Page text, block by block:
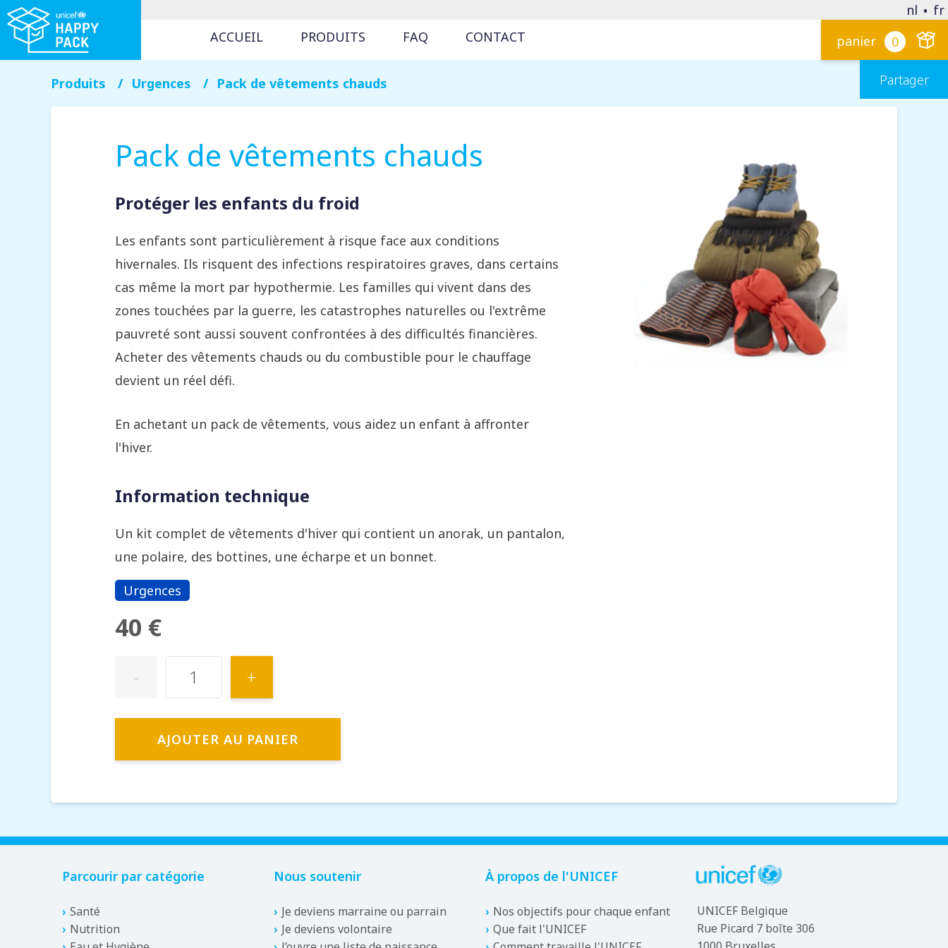
nl
fr
ACCUEIL
PRODUITS FAQ CONTACT panier 0
Partager
Produits Urgences Pack de vêtements chauds
Pack de vêtements chauds
Protéger les enfants du froid
Les enfants sont particulièrement à risque face aux conditions
hivernales. Ils risquent des infections respiratoires graves, dans certains
cas même la mort par hypothermie. Les familles qui vivent dans des
zones touchées par la guerre, les catastrophes naturelles ou l'extrême
pauvreté sont aussi souvent confrontées à des difficultés financières.
Acheter des vêtements chauds ou du combustible pour le chauffage
devient un réel défi.
En achetant un pack de vêtements, vous aidez un enfant à affronter
l'hiver.
Information technique
Un kit complet de vêtements d'hiver qui contient un anorak, un pantalon,
une polaire, des bottines, une écharpe et un bonnet.
Urgences
40 €
- +
AJOUTER AU PANIER
Parcourir par catégorie
Santé
Nutrition
Nous soutenir
Je deviens marraine ou parrain
Je deviens volontaire
À propos de l'UNICEF
Nos objectifs pour chaque enfant
Que fait l'UNICEF
UNICEF Belgique
Rue Picard 7 boîte 306